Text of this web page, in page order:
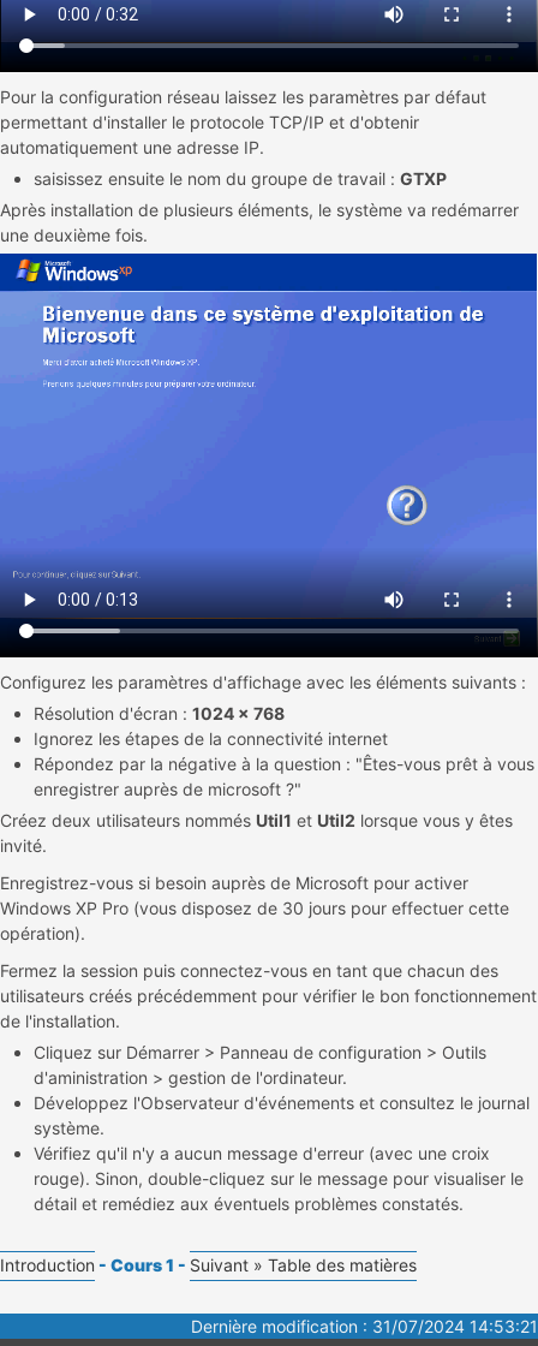
Pour la configuration réseau laissez les paramètres par défaut
permettant d'installer le protocole TCP/IP et d'obtenir
automatiquement une adresse IP.
saisissez ensuite le nom du groupe de travail : GTXP
Après installation de plusieurs éléments, le système va redémarrer
une deuxième fois.
Configurez les paramètres d'affichage avec les éléments suivants :
Résolution d'écran : 1024 x 768
Ignorez les étapes de la connectivité internet
Répondez par la négative à la question : "Êtes-vous prêt à vous
enregistrer auprès de microsoft ?"
Créez deux utilisateurs nommés Util1 et Util2 lorsque vous y êtes
invité.
Enregistrez-vous si besoin auprès de Microsoft pour activer
Windows XP Pro (vous disposez de 30 jours pour effectuer cette
opération).
Fermez la session puis connectez-vous en tant que chacun des
utilisateurs créés précédemment pour vérifier le bon fonctionnement
de l'installation.
Cliquez sur Démarrer > Panneau de configuration > Outils
d'aministration > gestion de l'ordinateur.
Développez l'Observateur d'événements et consultez le journal
système.
Vérifiez qu'il n'y a aucun message d'erreur (avec une croix
rouge). Sinon, double-cliquez sur le message pour visualiser le
détail et remédiez aux éventuels problèmes constatés.
Introduction - Cours 1 - Suivant » Table des matières
Dernière modification : 31/07/2024 14:53:21